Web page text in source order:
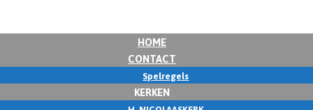
HOME
CONTACT
Spelregels
KERKEN